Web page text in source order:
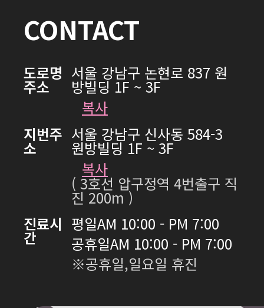
CONTACT
도로명
주소
서울 강남구 논현로 837 원
방빌딩 1F ~ 3F
복사
지번주
소
서울 강남구 신사동 584-3
원방빌딩 1F ~ 3F
복사
( 3호선 압구정역 4번출구 직
진 200m )
진료시
간
평일AM 10:00 - PM 7:00
공휴일AM 10:00 - PM 7:00
※공휴일,일요일 휴진